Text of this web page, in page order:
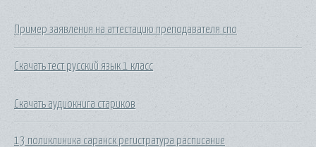
Пример заявления на аттестацию преподавателя спо
Скачать тест русский язык 1 класс
Скачать аудиокнига стариков
13 поликлиника саранск регистратура расписание